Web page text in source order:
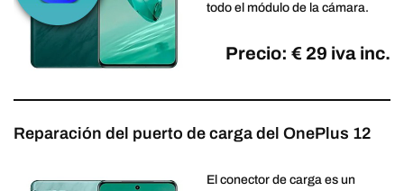
todo el módulo de la cámara.
Precio: € 29 iva inc.
Reparación del puerto de carga del OnePlus 12
El conector de carga es un